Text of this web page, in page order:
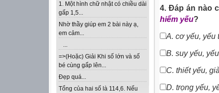
1. Một hình chữ nhật có chiều dài
gấp 1,5...
Nhờ thầy giúp em 2 bài này ạ,
em cảm...
...
=>(Hoặc) Giải Khi số lớn và số
bé cùng gấp lên...
Đẹp quá...
Tổng của hai số là 114,6. Nếu
4. Đáp án nào
hiểm yếu?
A. cơ yếu, yếu
B. suyyếu,
C. thiết yếu,
D. trọng yếu,